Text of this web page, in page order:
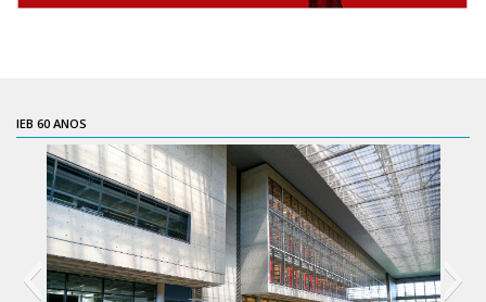
CD
CDH
CEQUALI
CPg
CRInt
IEB 60 ANOS